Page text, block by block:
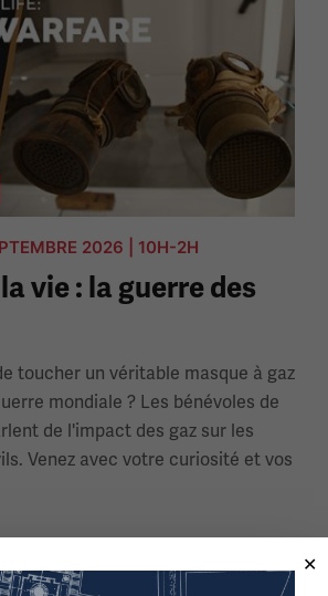
2026 | 10H-2H
vie : la guerre des
toucher un véritable masque à gaz
mondiale ? Les bénévoles de
de l'impact des gaz sur les
Venez avec votre curiosité et vos